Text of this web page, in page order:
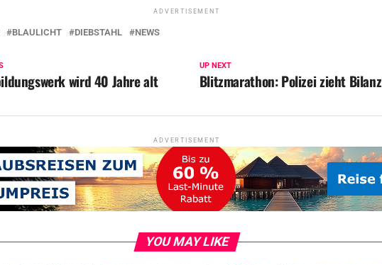
ADVERTISEMENT
BLAULICHT DIEBSTAHL NEWS
UP NEXT
Blitzmarathon: Polizei zieht Bilanz
wird 40 Jahre alt
ADVERTISEMENT
YOU MAY LIKE